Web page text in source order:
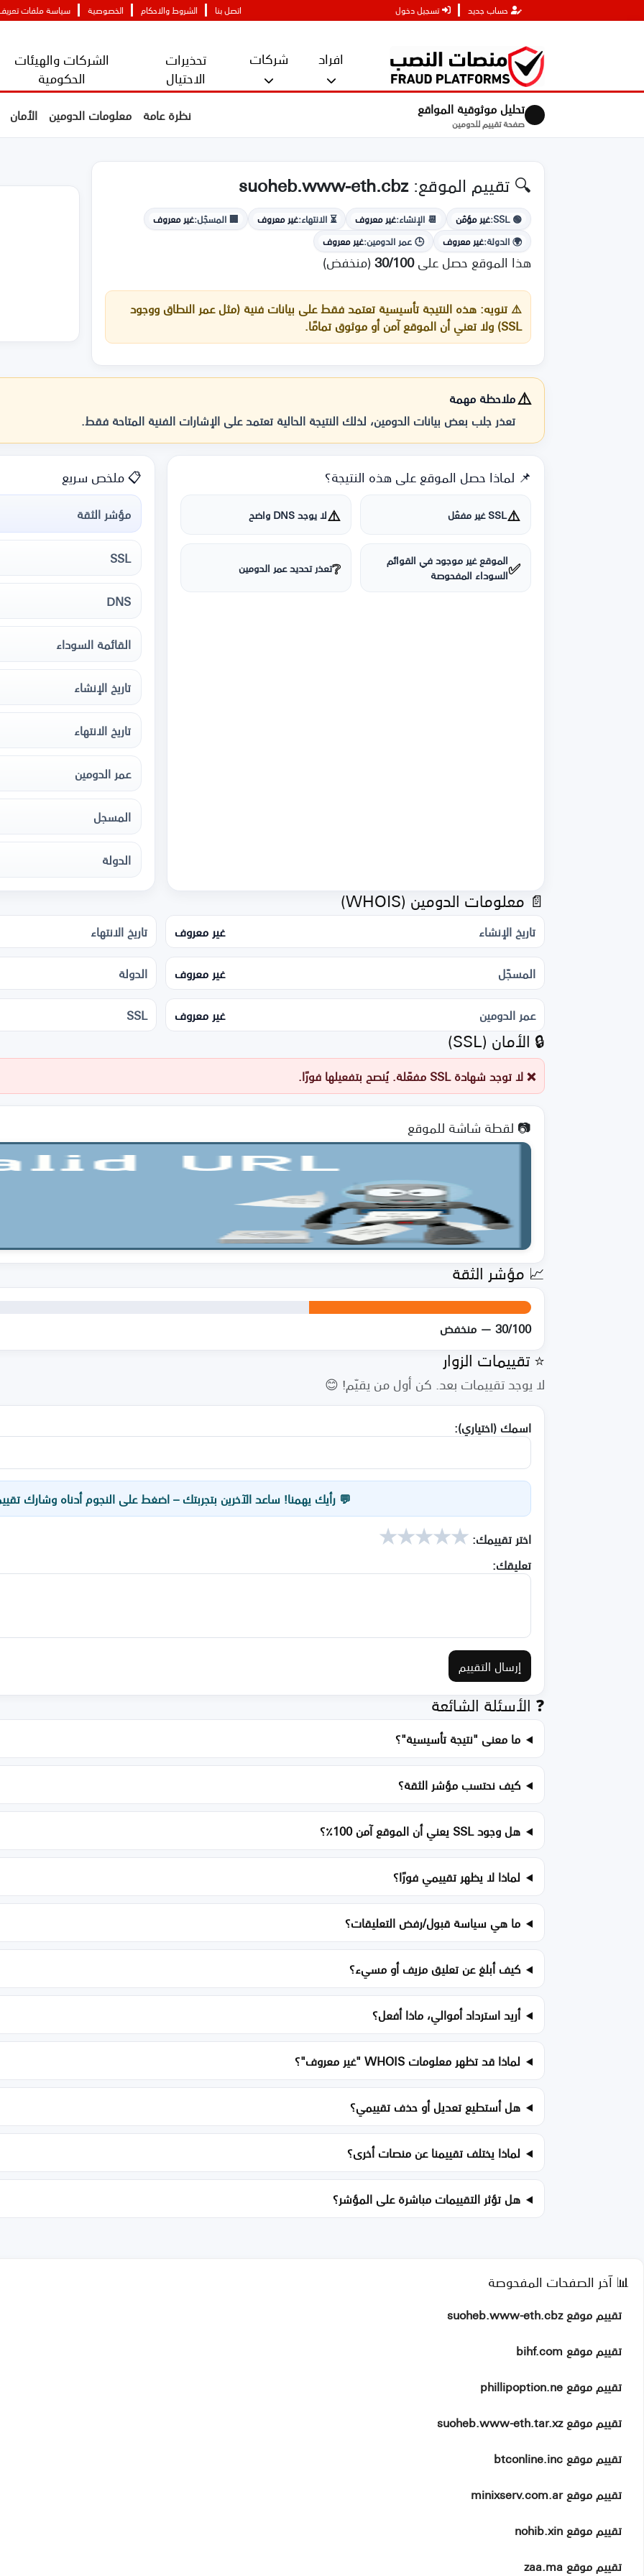
حساب جديد تسجيل دخول اتصل بنا الشروط والاحكام الخصوصية سياسة ملفات تعريف
افراد شركات تحذيرات
الاحتيال
الشركات والهيئات
الحكومية
تحليل موثوقية المواقع
صفحة تقييم للدومين نظرة عامة معلومات الدومين الأمان
🔍 تقييم الموقع:suoheb.www-eth.cbz
🟢 SSL: غير مؤمّن 📆 الإنشاء:غير معروف ⏳ الانتهاء:غير معروف 🏢 المسجّل:غير معروف
🌍 الدولة:غير معروف 🕒 عمر الدومين:غير معروف
هذا الموقع حصل على30/100(منخفض)
⚠️تنويه: هذه النتيجة تأسيسية تعتمد فقط على بيانات فنية (مثل عمر النطاق ووجود
SSL) ولا تعني أن الموقع آمن أو موثوق تمامًا.
⚠️ملاحظة مهمة
تعذر جلب بعض بيانات الدومين، لذلك النتيجة الحالية تعتمد على الإشارات الفنية المتاحة فقط.
📌 لماذا حصل الموقع على هذه النتيجة؟
⚠️SSL غير مفعّل ⚠️لا يوجد DNS واضح
✅الموقع غير موجود في القوائم
السوداء المفحوصة
❔تعذر تحديد عمر الدومين
📋 ملخص سريع
مؤشر الثقة
SSL
DNS
القائمة السوداء
تاريخ الإنشاء
تاريخ الانتهاء
عمر الدومين
المسجل
الدولة
📄 معلومات الدومين (WHOIS)
تاريخ الإنشاء غير معروف
تاريخ الانتهاء
المسجّل
غير معروف
الدولة
عمر الدومين
غير معروف SSL
🔒 الأمان (SSL)
❌ لا توجد شهادة SSL مفعّلة. يُنصح بتفعيلها فورًا.
📷 لقطة شاشة للموقع
📈 مؤشر الثقة
30/100 — منخفض
⭐ تقييمات الزوار
لا يوجد تقييمات بعد. كن أول من يقيّم! 😊
اسمك (اختياري):
💬 رأيك يهمنا! ساعد الآخرين بتجربتك – اضغط على النجوم أدناه وشارك
اختر تقييمك: ★
★
★
★
★
تعليقك:
إرسال التقييم
❓ الأسئلة الشائعة
ما معنى "نتيجة تأسيسية"؟
كيف نحتسب مؤشر الثقة؟
هل وجود SSL يعني أن الموقع آمن 100٪؟
لماذا لا يظهر تقييمي فورًا؟
ما هي سياسة قبول/رفض التعليقات؟
كيف أبلغ عن تعليق مزيف أو مسيء؟
أريد استرداد أموالي، ماذا أفعل؟
لماذا قد تظهر معلومات WHOIS "غير معروف"؟
هل أستطيع تعديل أو حذف تقييمي؟
لماذا يختلف تقييمنا عن منصات أخرى؟
هل تؤثر التقييمات مباشرة على المؤشر؟
📊 آخر الصفحات المفحوصة
تقييم موقع suoheb.www-eth.cbz
تقييم موقع bihf.com
تقييم موقع phillipoption.ne
تقييم موقع suoheb.www-eth.tar.xz
تقييم موقع btconline.inc
تقييم موقع minixserv.com.ar
تقييم موقع nohib.xin
تقييم موقع zaa.ma